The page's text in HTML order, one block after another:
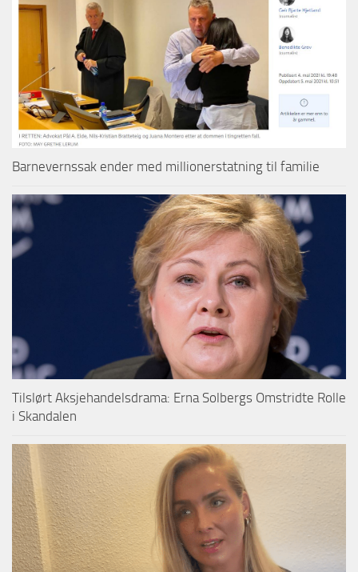
Barnevernssak ender med millionerstatning til familie
Tilslørt Aksjehandelsdrama: Erna Solbergs Omstridte Rolle
i Skandalen